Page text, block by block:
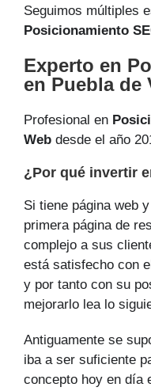
Seguimos múltiples
Posicionamiento
Experto en
en Puebla de
Profesional en
Web desde el año
¿Por qué invertir
Si tiene página web
primera página de
complejo a sus
está satisfecho con
y por tanto con su
mejorarlo lea lo
Antiguamente se
iba a ser suficiente
concepto hoy en día